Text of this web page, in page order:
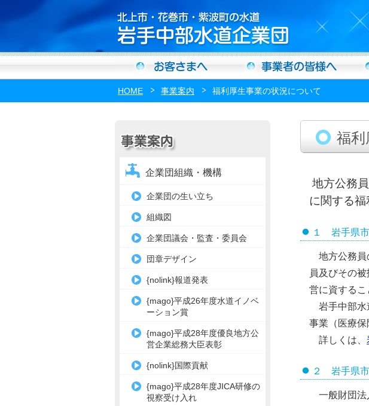
HOME 事業案内 福利厚生事業の状況について
福利
地方公務
に関する福
１ 岩手県
地方公務員
員及びその
営に資するこ
岩手中部水
事業（医療
詳しくは、
２ 岩手県
一般財団法
企業団組織・機構
企業団の生い立ち
組織図
企業団議会・監査・委員会
団章デザイン
{nolink}報道発表
{mago}平成26年度水道イノベ
ーション賞
{mago}平成28年度優良地方公
営企業総務大臣表彰
{nolink}国際貢献
{mago}平成28年度JICA研修の
視察受け入れ